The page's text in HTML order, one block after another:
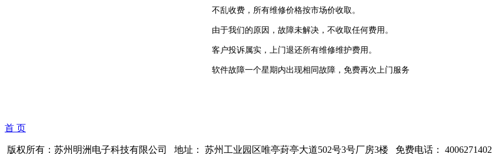
不乱收费，所有维修价格按市场价收取。
由于我们的原因，故障未解决，不收取任何费用。
客户投诉属实，上门退还所有维修维护费用。
软件故障一个星期内出现相同故障，免费再次上门服务
首 页
版权所有：苏州明洲电子科技有限公司 地址： 苏州工业园区唯亭葑亭大道502号3号厂房3楼 免费电话： 4006271402